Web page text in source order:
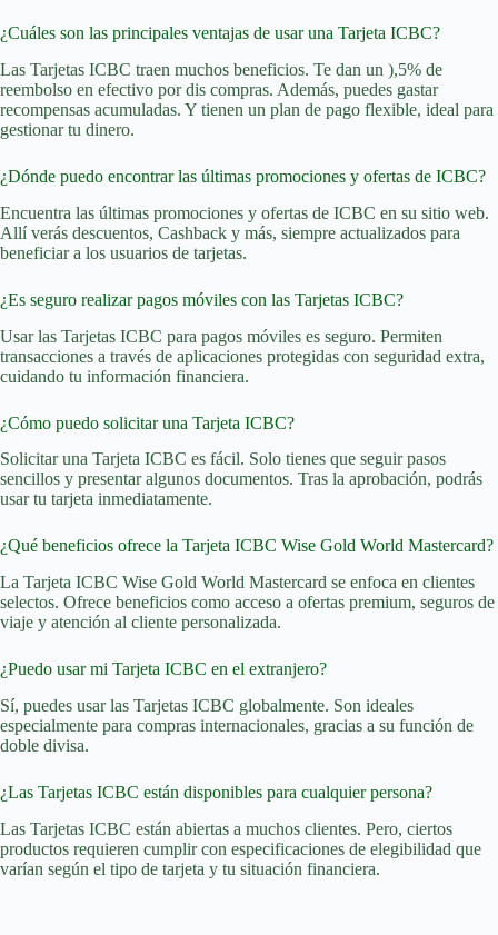
¿Cuáles son las principales ventajas de usar una Tarjeta ICBC?
Las Tarjetas ICBC traen muchos beneficios. Te dan un ),5% de
reembolso en efectivo por dis compras. Además, puedes gastar
recompensas acumuladas. Y tienen un plan de pago flexible, ideal para
gestionar tu dinero.
¿Dónde puedo encontrar las últimas promociones y ofertas de ICBC?
Encuentra las últimas promociones y ofertas de ICBC en su sitio web.
Allí verás descuentos, Cashback y más, siempre actualizados para
beneficiar a los usuarios de tarjetas.
¿Es seguro realizar pagos móviles con las Tarjetas ICBC?
Usar las Tarjetas ICBC para pagos móviles es seguro. Permiten
transacciones a través de aplicaciones protegidas con seguridad extra,
cuidando tu información financiera.
¿Cómo puedo solicitar una Tarjeta ICBC?
Solicitar una Tarjeta ICBC es fácil. Solo tienes que seguir pasos
sencillos y presentar algunos documentos. Tras la aprobación, podrás
usar tu tarjeta inmediatamente.
¿Qué beneficios ofrece la Tarjeta ICBC Wise Gold World Mastercard?
La Tarjeta ICBC Wise Gold World Mastercard se enfoca en clientes
selectos. Ofrece beneficios como acceso a ofertas premium, seguros de
viaje y atención al cliente personalizada.
¿Puedo usar mi Tarjeta ICBC en el extranjero?
Sí, puedes usar las Tarjetas ICBC globalmente. Son ideales
especialmente para compras internacionales, gracias a su función de
doble divisa.
¿Las Tarjetas ICBC están disponibles para cualquier persona?
Las Tarjetas ICBC están abiertas a muchos clientes. Pero, ciertos
productos requieren cumplir con especificaciones de elegibilidad que
varían según el tipo de tarjeta y tu situación financiera.